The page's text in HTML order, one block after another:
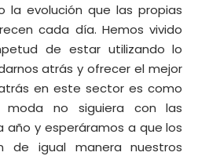
la evolución que las propias
cada día. Hemos vivido
de estar utilizando lo
atrás y ofrecer el mejor
en este sector es como
no siguiera con las
año y esperáramos a que los
de igual manera nuestros